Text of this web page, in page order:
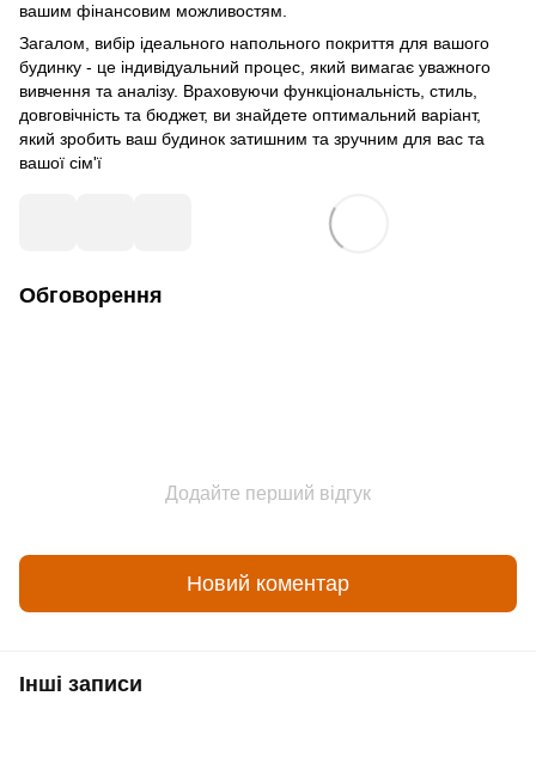
вашим фінансовим можливостям.
Загалом, вибір ідеального напольного покриття для вашого
будинку - це індивідуальний процес, який вимагає уважного
вивчення та аналізу. Враховуючи функціональність, стиль,
довговічність та бюджет, ви знайдете оптимальний варіант,
який зробить ваш будинок затишним та зручним для вас та
вашої сім'ї
Обговорення
Додайте перший відгук
Новий коментар
Інші записи